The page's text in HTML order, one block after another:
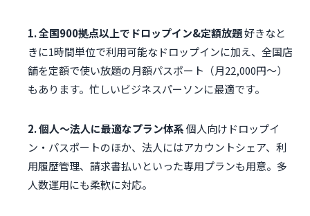
1. 全国900拠点以上でドロップイン&定額放題好きなと
きに1時間単位で利用可能なドロップインに加え、全国店
舗を定額で使い放題の月額パスポート（月22,000円〜）
もあります。忙しいビジネスパーソンに最適です。
2. 個人〜法人に最適なプラン体系個人向けドロップイ
ン・パスポートのほか、法人にはアカウントシェア、利
用履歴管理、請求書払いといった専用プランも用意。多
人数運用にも柔軟に対応。